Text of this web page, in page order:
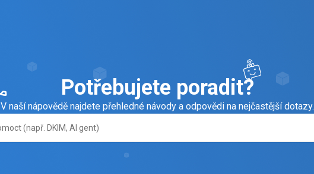
Potřebujete poradit?
V naší nápovědě najdete přehledné návody a odpovědi na nejčastější dotazy.